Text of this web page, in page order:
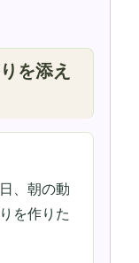
を添え
、朝の動
を作りた